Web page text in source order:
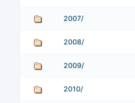
2007/
2008/
2009/
2010/